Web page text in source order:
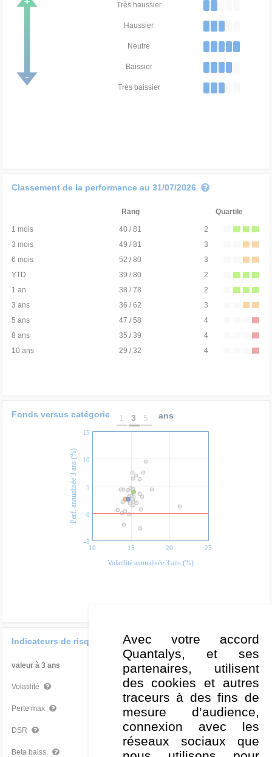
Très haussier
Haussier
Neutre
Baissier
Très baissier
Classement de la performance au 31/07/2026
Rang Quartile
1 mois 40 / 81
2
3 mois
49 / 81
3
6 mois
52 / 80
3
YTD
39 / 80
2
1 an
38 / 78
2
3 ans
36 / 62
3
5 ans
47 / 58
4
8 ans
35 / 39
4
10 ans
29 / 32 4
Fonds versus catégorie 1 3 5 ans
-5
0
5
10
15
Perf. annualisée 3 ans (%)
10 15 20 25
Volatilité annualisée 3 ans (%)
Indicateurs de risque
valeur à 3 ans Par rapport à la Cat
Volatilité 14,64 % Bon
Perte max -28,02 % Moyen
DSR 10,37 % Moyen
Beta baiss. 0,91 Moyen
Avec votre accord
Quantalys, et ses
partenaires, utilisent
des cookies et autres
traceurs à des fins de
mesure d’audience,
connexion avec les
réseaux sociaux que